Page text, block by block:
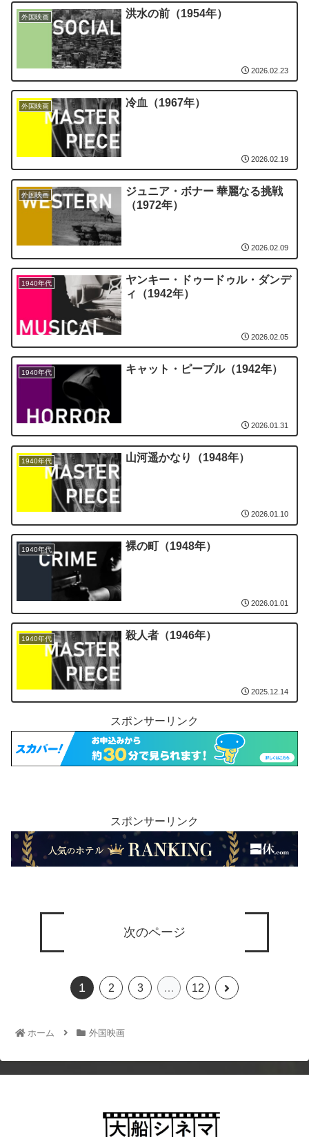
外国映画 洪水の前（1954年）
2026.02.23
外国映画 冷血（1967年）
2026.02.19
外国映画
ジュニア・ボナー 華麗なる挑戦
（1972年）
2026.02.09
1940年代
ヤンキー・ドゥードゥル・ダンデ
ィ（1942年）
2026.02.05
1940年代 キャット・ピープル（1942年）
2026.01.31
1940年代 山河遥かなり（1948年）
2026.01.10
1940年代 裸の町（1948年）
2026.01.01
1940年代 殺人者（1946年）
2025.12.14
スポンサーリンク
スポンサーリンク
次のページ
1 2 3 … 12
ホーム 外国映画